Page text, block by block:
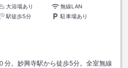
大浴場あり
無線LAN
駅徒歩5分
駐車場あり
分。妙興寺駅から徒歩5分。全室無線